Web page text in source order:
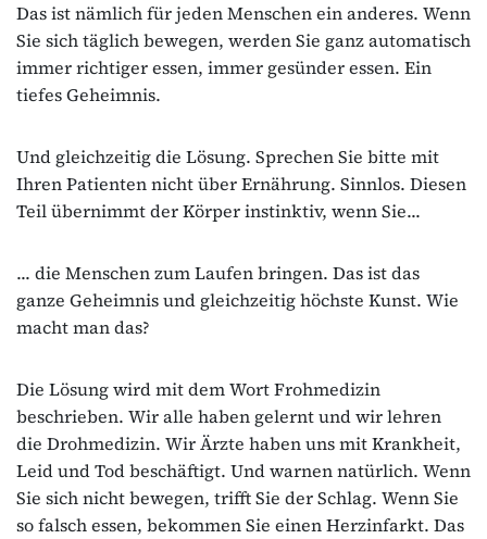
Das ist nämlich für jeden Menschen ein anderes. Wenn
Sie sich täglich bewegen, werden Sie ganz automatisch
immer richtiger essen, immer gesünder essen. Ein
tiefes Geheimnis.
Und gleichzeitig die Lösung. Sprechen Sie bitte mit
Ihren Patienten nicht über Ernährung. Sinnlos. Diesen
Teil übernimmt der Körper instinktiv, wenn Sie...
... die Menschen zum Laufen bringen. Das ist das
ganze Geheimnis und gleichzeitig höchste Kunst. Wie
macht man das?
Die Lösung wird mit dem Wort Frohmedizin
beschrieben. Wir alle haben gelernt und wir lehren
die Drohmedizin. Wir Ärzte haben uns mit Krankheit,
Leid und Tod beschäftigt. Und warnen natürlich. Wenn
Sie sich nicht bewegen, trifft Sie der Schlag. Wenn Sie
so falsch essen, bekommen Sie einen Herzinfarkt. Das